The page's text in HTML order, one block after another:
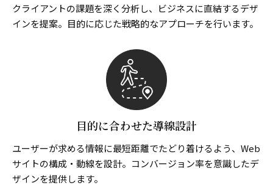
クライアントの課題を深く分析し、ビジネスに直結するデザ
インを提案。目的に応じた戦略的なアプローチを行います。
目的に合わせた導線設計
ユーザーが求める情報に最短距離でたどり着けるよう、Web
サイトの構成・動線を設計。コンバージョン率を意識したデ
ザインを提供します。